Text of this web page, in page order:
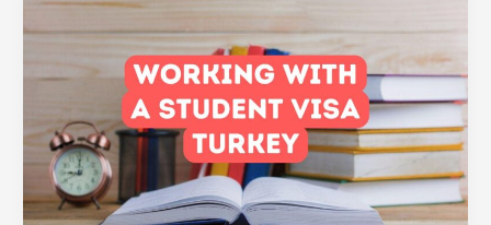
میں
ویزا
کے
کام
کر